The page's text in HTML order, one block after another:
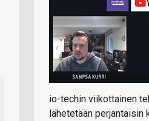
io-techin viikottainen
lähetetään perjantaisin